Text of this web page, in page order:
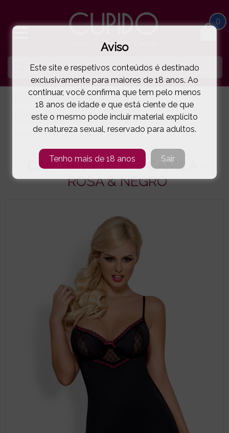
0
LINGERIE E ROUPA MULHER
CAMISAS NOITE | BABYDOLLS OBSESSIVE
CAMISA DE NOITE CAMILA -
ROSA & NEGRO
Aviso
Este site e respetivos conteúdos é destinado
exclusivamente para maiores de 18 anos. Ao
continuar, você confirma que tem pelo menos
18 anos de idade e que está ciente de que
este o mesmo pode incluir material explícito
de natureza sexual, reservado para adultos.
Tenho mais de 18 anos Sair